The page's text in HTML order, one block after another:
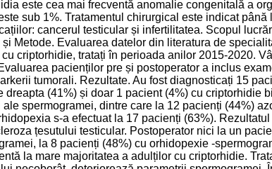
este cea mai frecventă anomalie congenitală a
sub 1%. Tratamentul chirurgical este indicat
cancerul testicular și infertilitatea. Scopul
Metode. Evaluarea datelor din literatura de
criptorhidie, tratați în perioada anilor 2015-2020.
pacienților pre și postoperator a inclus
tumorali. Rezultate. Au fost diagnosticați 15
dreapta (41%) și doar 1 pacient (4%) cu criptorhidie
spermogramei, dintre care la 12 pacienți (44%)
s-a efectuat la 17 pacienți (63%).
țesutului testicular. Postoperator nici la un
la 8 pacienți (48%) cu orhidopexie -
la mare majoritatea a adulților cu criptorhidie.